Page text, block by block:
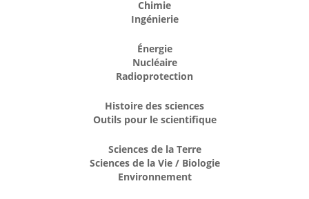
Chimie
Ingénierie
Énergie
Nucléaire
Radioprotection
Histoire des sciences
Outils pour le scientifique
Sciences de la Terre
Sciences de la Vie / Biologie
Environnement